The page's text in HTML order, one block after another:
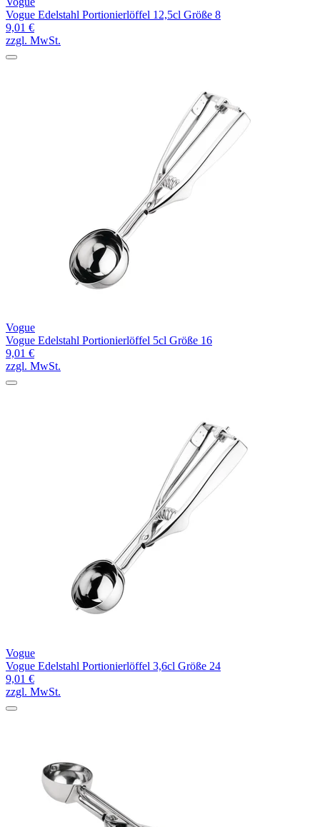
Vogue Edelstahl Portionierlöffel 12,5cl Größe 8
9,01 €
zzgl. MwSt.
Vogue
Vogue Edelstahl Portionierlöffel 5cl Größe 16
9,01 €
zzgl. MwSt.
Vogue
Vogue Edelstahl Portionierlöffel 3,6cl Größe 24
9,01 €
zzgl. MwSt.